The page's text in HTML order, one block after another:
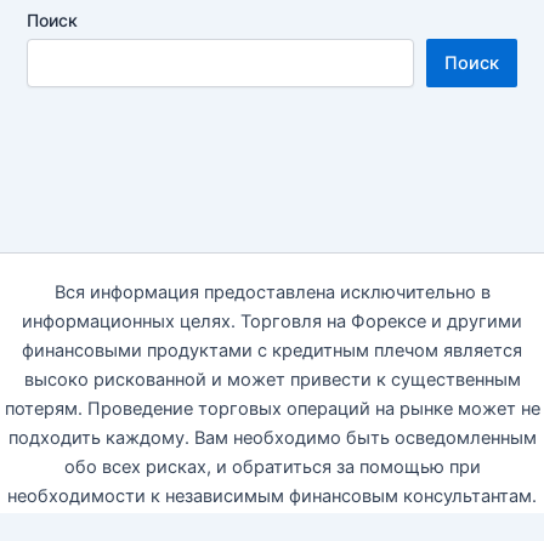
Поиск
Поиск
Вся информация предоставлена исключительно в
информационных целях. Торговля на Форексе и другими
финансовыми продуктами с кредитным плечом является
высоко рискованной и может привести к существенным
потерям. Проведение торговых операций на рынке может не
подходить каждому. Вам необходимо быть осведомленным
обо всех рисках, и обратиться за помощью при
необходимости к независимым финансовым консультантам.